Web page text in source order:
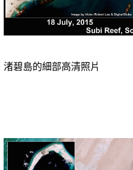
渚碧島的細部高清照片